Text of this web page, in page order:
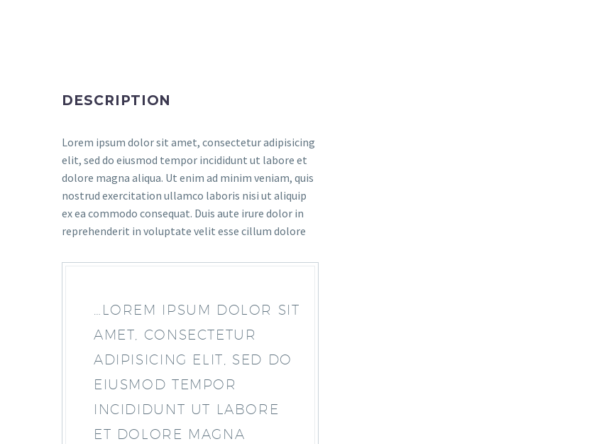
DESCRIPTION
Lorem ipsum dolor sit amet, consectetur adipisicing
elit, sed do eiusmod tempor incididunt ut labore et
dolore magna aliqua. Ut enim ad minim veniam, quis
nostrud exercitation ullamco laboris nisi ut aliquip
ex ea commodo consequat. Duis aute irure dolor in
reprehenderit in voluptate velit esse cillum dolore
…LOREM IPSUM DOLOR SIT
AMET, CONSECTETUR
ADIPISICING ELIT, SED DO
EIUSMOD TEMPOR
INCIDIDUNT UT LABORE
ET DOLORE MAGNA